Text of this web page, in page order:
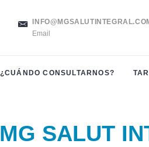
Email
¿CUÁNDO CONSULTARNOS?
MG SALUT